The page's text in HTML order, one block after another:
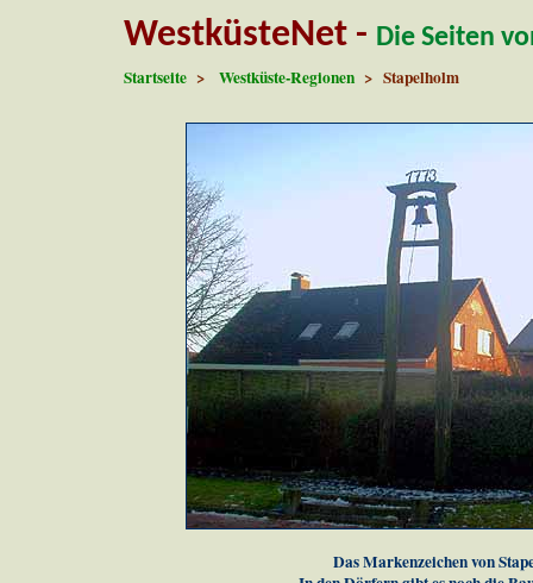
WestküsteNet - Die Seiten
Startseite >Westküste-Regionen > Stapelholm
Das Markenzeichen von